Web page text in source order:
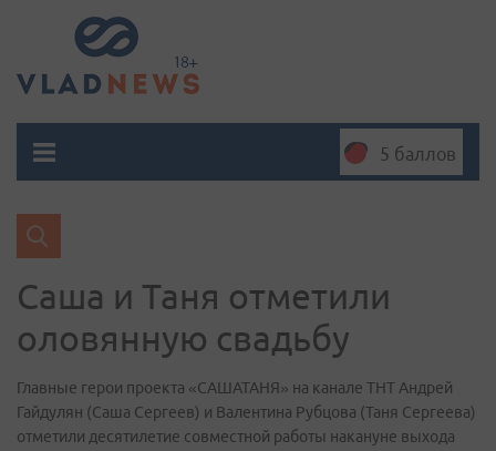
5 баллов
Саша и Таня отметили
оловянную свадьбу
Главные герои проекта «САШАТАНЯ» на канале ТНТ Андрей
Гайдулян (Саша Сергеев) и Валентина Рубцова (Таня Сергеева)
отметили десятилетие совместной работы накануне выхода